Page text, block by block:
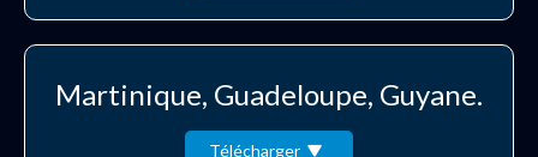
Martinique, Guadeloupe, Guyane.
Télécharger